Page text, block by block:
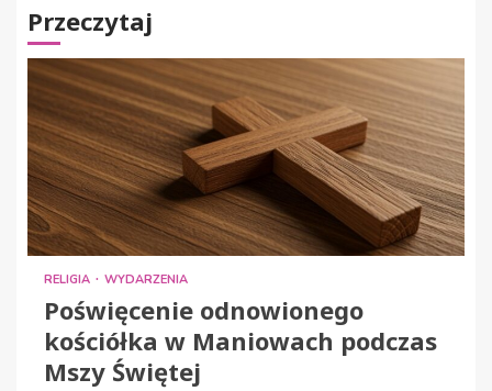
Przeczytaj
RELIGIA WYDARZENIA
Poświęcenie odnowionego
kościółka w Maniowach podczas
Mszy Świętej